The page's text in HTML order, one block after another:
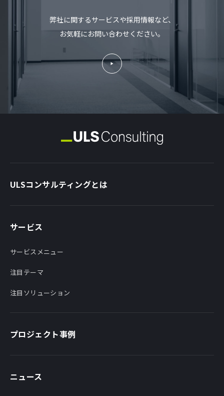
弊社に関するサービスや採用情報など、
お気軽にお問い合わせください。
ULSコンサルティングとは
サービス
サービスメニュー
注目テーマ
注目ソリューション
プロジェクト事例
ニュース